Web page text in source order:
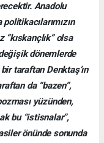
Anadolu
olsa
dönemlerde
taraftan Denktaş’ın
da “bazen”,
yüzünden,
bu “istisnalar”,
önünde sonunda